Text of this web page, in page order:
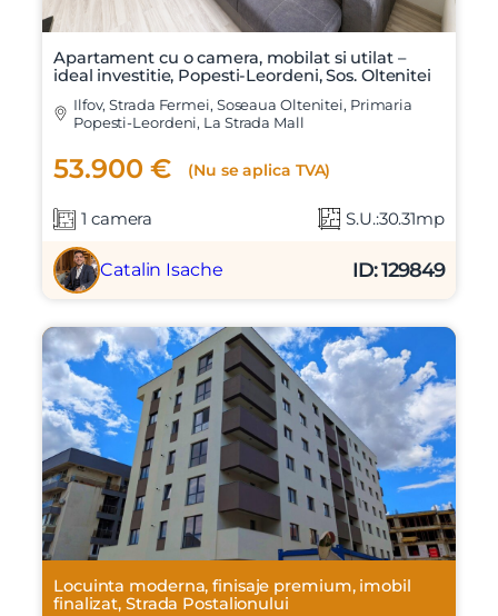
Apartament cu o camera, mobilat si utilat –
ideal investitie, Popesti-Leordeni, Sos. Oltenitei
Ilfov, Strada Fermei, Soseaua Oltenitei, Primaria
Popesti-Leordeni, La Strada Mall
53.900 € (Nu se aplica TVA)
1 camera S.U.:30.31mp
Catalin Isache ID: 129849
Locuinta moderna, finisaje premium, imobil
finalizat, Strada Postalionului